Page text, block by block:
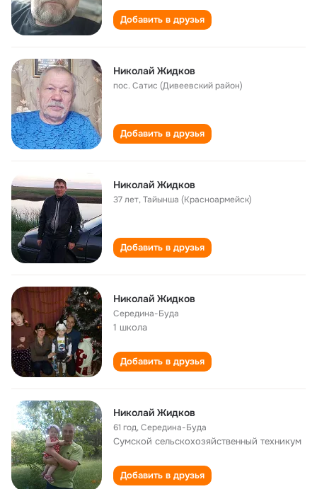
Добавить в друзья
Николай Жидков
пос. Сатис (Дивеевский район)
Добавить в друзья
Николай Жидков
37 лет,Тайынша (Красноармейск)
Добавить в друзья
Николай Жидков
Середина-Буда
1 школа
Добавить в друзья
Николай Жидков
61 год,Середина-Буда
Сумской сельскохозяйственный техникум
Добавить в друзья